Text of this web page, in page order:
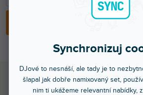
Synchronizuj
DJové to nesnáší, ale tady je to
šlapal jak dobře namixovaný set,
nim ti ukážeme relevantní nabídky,
Objednejte do 15:00
A máte to druhý den doma